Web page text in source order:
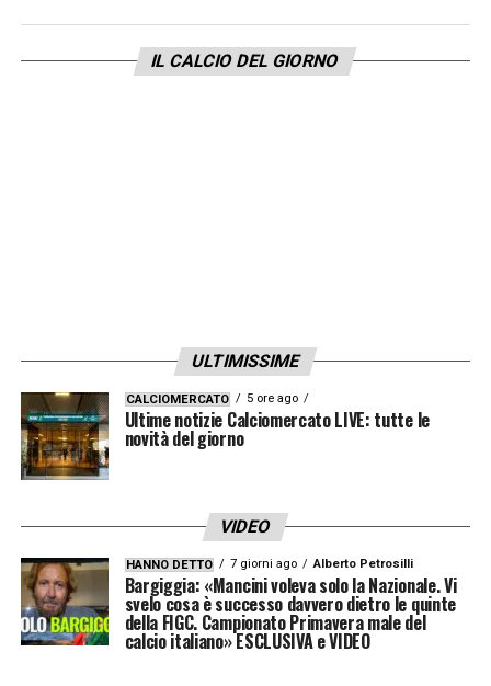
perfettamente a suo agio anche come
trequartistae all’occorrenza
Calciomercato Sassuolo: perché
Camara è un affare
IlCalciomercato Sassuolo
talenti e alla costruzione di una rosa
competitiva con risorse mirate. L’arrivo di
Drissa Camara rappresenta in questo senso
un’opportunità da non perdere: il contratto
IL CALCIO DEL GIORNO
ULTIMISSIME
CALCIOMERCATO 5 ore ago
Ultime notizie Calciomercato LIVE: tutte le
novità del giorno
VIDEO
HANNO DETTO 7 giorni ago Alberto Petrosilli
Bargiggia: «Mancini voleva solo la Nazionale. Vi
svelo cosa è successo davvero dietro le quinte
della FIGC. Campionato Primavera male del
calcio italiano» ESCLUSIVA e VIDEO